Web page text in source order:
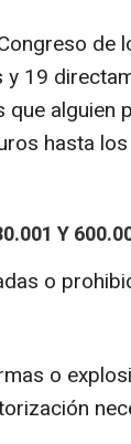
de
19
alguien
hasta
Y
o
o